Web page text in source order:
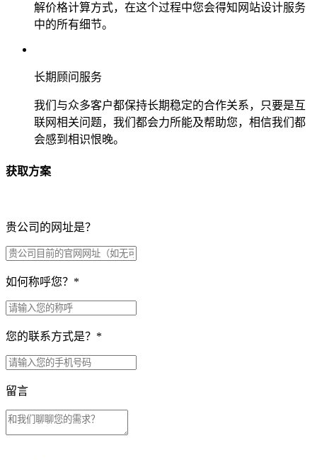
解价格计算方式，在这个过程中您会得知网站设计服务
中的所有细节。
长期顾问服务
我们与众多客户都保持长期稳定的合作关系，只要是互
联网相关问题，我们都会力所能及帮助您，相信我们都
会感到相识恨晚。
获取方案
贵公司的网址是？
如何称呼您？ *
您的联系方式是？ *
留言